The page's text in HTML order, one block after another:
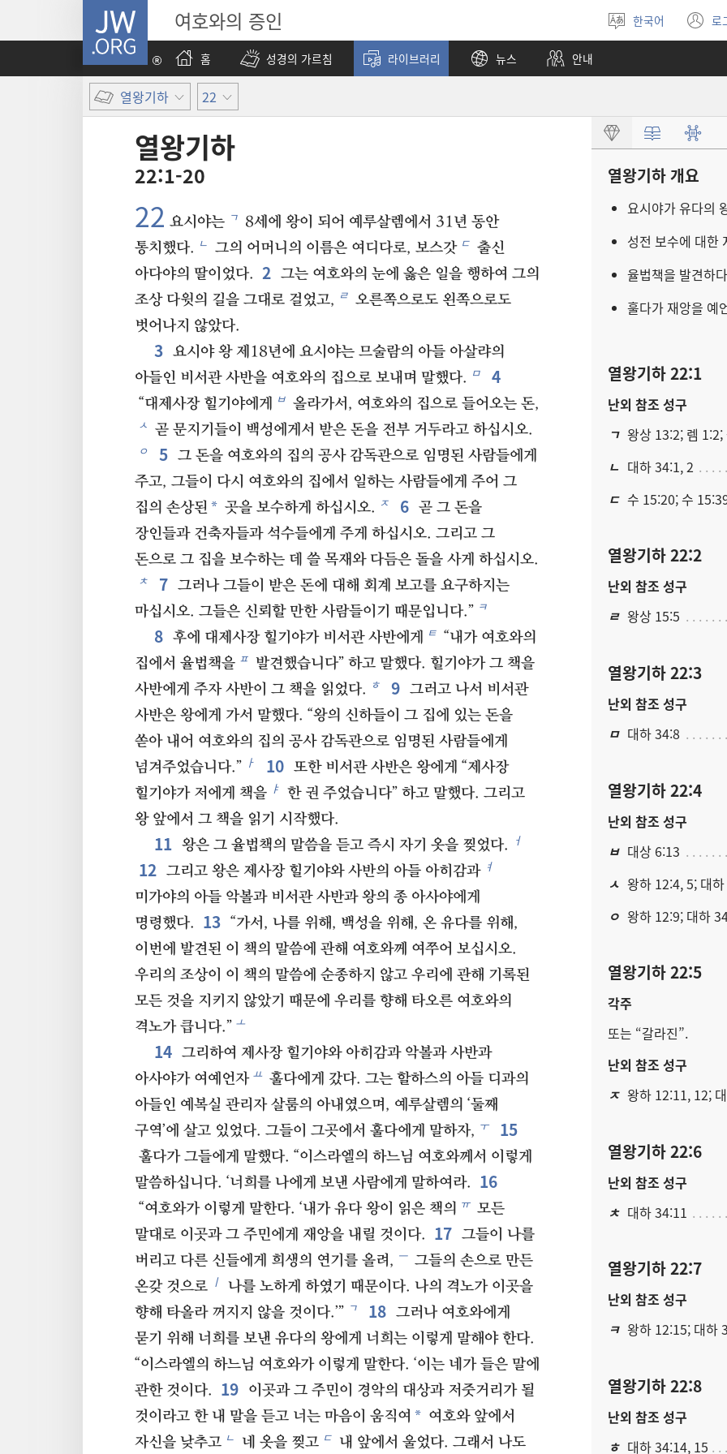
JW.ORG 여호와의 증인
언어
선택
한국어 로
(
창
홈
성경의 가르침 라이브러리 뉴스 안내
열왕기하 22
열왕기하
22:1-20
22 요시야는 ㄱ 8세에 왕이 되어 예루살렘에서 31년 동안
통치했다. ㄴ 그의 어머니의 이름은 여디다로, 보스갓 ㄷ 출신
아다야의 딸이었다. 2 그는 여호와의 눈에 옳은 일을 행하여 그의
조상 다윗의 길을 그대로 걸었고, ㄹ 오른쪽으로도 왼쪽으로도
벗어나지 않았다.
3 요시야 왕 제18년에 요시야는 므술람의 아들 아살랴의
아들인 비서관 사반을 여호와의 집으로 보내며 말했다. ㅁ 4
“대제사장 힐기야에게 ㅂ 올라가서, 여호와의 집으로 들어오는 돈,
ㅅ 곧 문지기들이 백성에게서 받은 돈을 전부 거두라고 하십시오.
ㅇ 5 그 돈을 여호와의 집의 공사 감독관으로 임명된 사람들에게
주고, 그들이 다시 여호와의 집에서 일하는 사람들에게 주어 그
집의 손상된 * 곳을 보수하게 하십시오. ㅈ 6 곧 그 돈을
장인들과 건축자들과 석수들에게 주게 하십시오. 그리고 그
돈으로 그 집을 보수하는 데 쓸 목재와 다듬은 돌을 사게 하십시오.
ㅊ 7 그러나 그들이 받은 돈에 대해 회계 보고를 요구하지는
마십시오. 그들은 신뢰할 만한 사람들이기 때문입니다.” ㅋ
8 후에 대제사장 힐기야가 비서관 사반에게 ㅌ “내가 여호와의
집에서 율법책을 ㅍ 발견했습니다” 하고 말했다. 힐기야가 그 책을
사반에게 주자 사반이 그 책을 읽었다. ㅎ 9 그러고 나서 비서관
사반은 왕에게 가서 말했다. “왕의 신하들이 그 집에 있는 돈을
쏟아 내어 여호와의 집의 공사 감독관으로 임명된 사람들에게
넘겨주었습니다.” ㅏ 10 또한 비서관 사반은 왕에게 “제사장
힐기야가 저에게 책을 ㅑ 한 권 주었습니다” 하고 말했다. 그리고
왕 앞에서 그 책을 읽기 시작했다.
11 왕은 그 율법책의 말씀을 듣고 즉시 자기 옷을 찢었다. ㅓ
12 그리고 왕은 제사장 힐기야와 사반의 아들 아히감과 ㅕ
미가야의 아들 악볼과 비서관 사반과 왕의 종 아사야에게
명령했다.
13 “가서, 나를 위해, 백성을 위해, 온 유다를 위해,
이번에 발견된 이 책의 말씀에 관해 여호와께 여쭈어 보십시오.
우리의 조상이 이 책의 말씀에 순종하지 않고 우리에 관해 기록된
모든 것을 지키지 않았기 때문에 우리를 향해 타오른 여호와의
격노가 큽니다.” ㅗ
14 그리하여 제사장 힐기야와 아히감과 악볼과 사반과
아사야가 여예언자 ㅛ 훌다에게 갔다. 그는 할하스의 아들 디과의
아들인 예복실 관리자 살룸의 아내였으며, 예루살렘의 ‘둘째
구역’에 살고 있었다. 그들이 그곳에서 훌다에게 말하자, ㅜ 15
훌다가 그들에게 말했다. “이스라엘의 하느님 여호와께서 이렇게
말씀하십니다. ‘너희를 나에게 보낸 사람에게 말하여라.
16
“여호와가 이렇게 말한다. ‘내가 유다 왕이 읽은 책의 ㅠ 모든
말대로 이곳과 그 주민에게 재앙을 내릴 것이다.
17 그들이 나를
버리고 다른 신들에게 희생의 연기를 올려, ㅡ 그들의 손으로 만든
온갖 것으로 ㅣ 나를 노하게 하였기 때문이다. 나의 격노가 이곳을
향해 타올라 꺼지지 않을 것이다.’” ㄱ 18 그러나 여호와에게
묻기 위해 너희를 보낸 유다의 왕에게 너희는 이렇게 말해야 한다.
“이스라엘의 하느님 여호와가 이렇게 말한다. ‘이는 네가 들은 말에
관한 것이다.
19
이곳과 그 주민이 경악의 대상과 저줏거리가 될
것이라고 한 내 말을 듣고 너는 마음이 움직여 * 여호와 앞에서
자신을 낮추고 ㄴ 네 옷을 찢고 ㄷ 내 앞에서 울었다. 그래서 나도
열왕기하 개요
요시야가 유다의
성전 보수에 대한
율법책을 발견하다
훌다가 재앙을 예
열왕기하 22:1
난외 참조 성구
ㄱ 왕상 13:2; 렘 1:2;
ㄴ 대하 34:1, 2
ㄷ 수 15:20; 수
열왕기하 22:2
난외 참조 성구
ㄹ 왕상 15:5
열왕기하 22:3
난외 참조 성구
ㅁ 대하 34:8
열왕기하 22:4
난외 참조 성구
ㅂ 대상 6:13
ㅅ 왕하 12:4, 5; 대
ㅇ 왕하 12:9; 대하
열왕기하 22:5
각주
또는 “갈라진”.
난외 참조 성구
ㅈ 왕하 12:11, 12;
열왕기하 22:6
난외 참조 성구
ㅊ 대하 34:11
열왕기하 22:7
난외 참조 성구
ㅋ 왕하 12:15; 대하
열왕기하 22:8
난외 참조 성구
ㅎ 대하 34:14, 15